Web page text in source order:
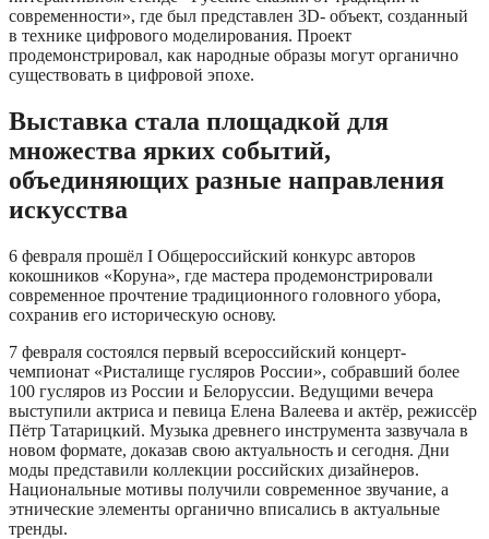
современности», где был представлен 3D- объект, созданный
в технике цифрового моделирования. Проект
продемонстрировал, как народные образы могут органично
существовать в цифровой эпохе.
Выставка стала площадкой для
множества ярких событий,
объединяющих разные направления
искусства
6 февраля прошёл I Общероссийский конкурс авторов
кокошников «Коруна», где мастера продемонстрировали
современное прочтение традиционного головного убора,
сохранив его историческую основу.
7 февраля состоялся первый всероссийский концерт-
чемпионат «Ристалище гусляров России», собравший более
100 гусляров из России и Белоруссии. Ведущими вечера
выступили актриса и певица Елена Валеева и актёр, режиссёр
Пётр Татарицкий. Музыка древнего инструмента зазвучала в
новом формате, доказав свою актуальность и сегодня. Дни
моды представили коллекции российских дизайнеров.
Национальные мотивы получили современное звучание, а
этнические элементы органично вписались в актуальные
тренды.